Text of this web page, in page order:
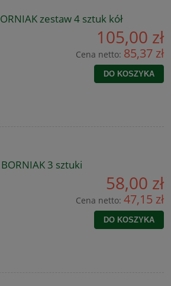
zestaw 4 sztuk kół
105,00 zł
Cena netto: 85,37 zł
DO KOSZYKA
3 sztuki
58,00 zł
Cena netto: 47,15 zł
DO KOSZYKA